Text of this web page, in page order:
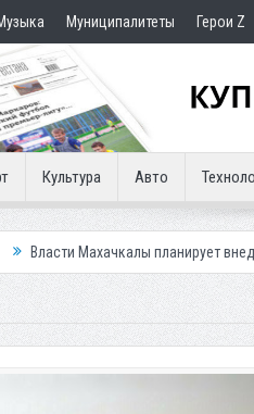
Муниципалитеты Герои Z
Культура Авто
планирует внедрить новую